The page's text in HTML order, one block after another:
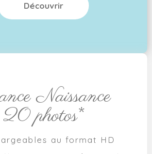
Découvrir
Naissance
20 photos*
au format HD